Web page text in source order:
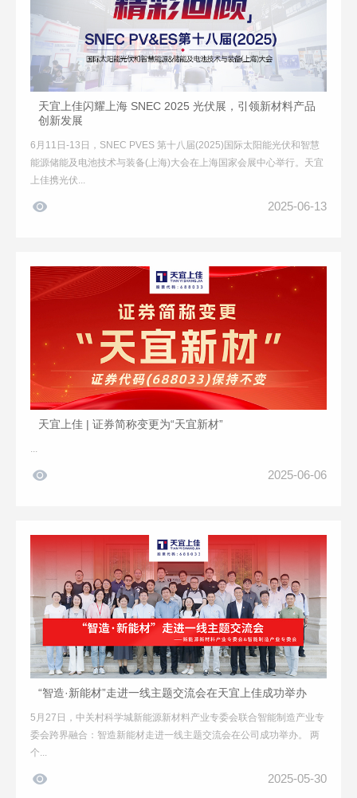
天宜上佳闪耀上海 SNEC 2025 光伏展，引领新材料产品
创新发展
6月11日-13日，SNEC PVES 第十八届(2025)国际太阳能光伏和智慧
能源储能及电池技术与装备(上海)大会在上海国家会展中心举行。天宜
上佳携光伏...
 2025-06-13
天宜上佳 | 证券简称变更为“天宜新材”
...
 2025-06-06
“智造·新能材”走进一线主题交流会在天宜上佳成功举办
5月27日，中关村科学城新能源新材料产业专委会联合智能制造产业专
委会跨界融合：智造新能材走进一线主题交流会在公司成功举办。 两
个...
 2025-05-30